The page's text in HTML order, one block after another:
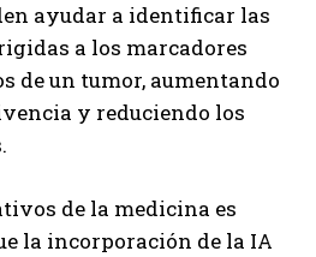
ayudar a identificar las
a los marcadores
de un tumor, aumentando
y reduciendo los
de la medicina es
la incorporación de la IA